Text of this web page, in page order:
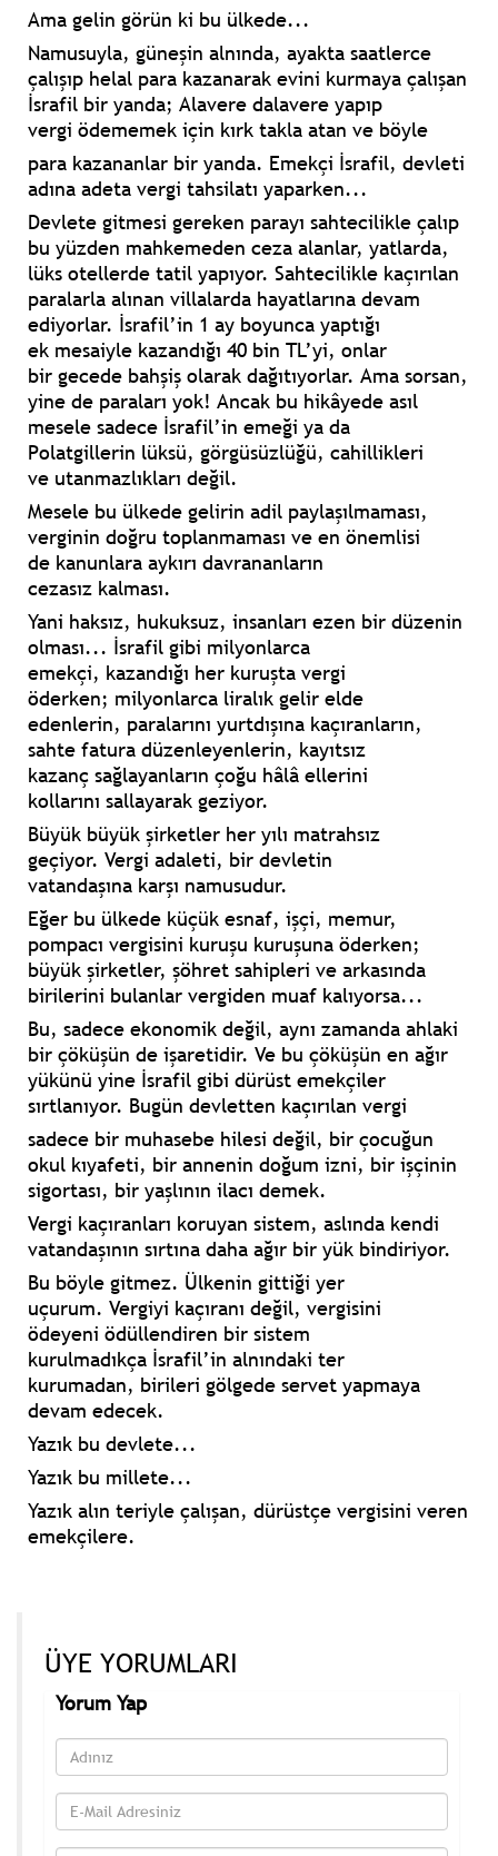
Ama gelin görün ki bu ülkede...
Namusuyla, güneşin alnında, ayakta saatlerce
çalışıp helal para kazanarak evini kurmaya çalışan
İsrafil bir yanda; Alavere dalavere yapıp
vergi ödememek için kırk takla atan ve böyle
para kazananlar bir yanda. Emekçi İsrafil, devleti
adına adeta vergi tahsilatı yaparken...
Devlete gitmesi gereken parayı sahtecilikle çalıp
bu yüzden mahkemeden ceza alanlar, yatlarda,
lüks otellerde tatil yapıyor. Sahtecilikle kaçırılan
paralarla alınan villalarda hayatlarına devam
ediyorlar. İsrafil’in 1 ay boyunca yaptığı
ek mesaiyle kazandığı 40 bin TL’yi, onlar
bir gecede bahşiş olarak dağıtıyorlar. Ama sorsan,
yine de paraları yok! Ancak bu hikâyede asıl
mesele sadece İsrafil’in emeği ya da
Polatgillerin lüksü, görgüsüzlüğü, cahillikleri
ve utanmazlıkları değil.
Mesele bu ülkede gelirin adil paylaşılmaması,
verginin doğru toplanmaması ve en önemlisi
de kanunlara aykırı davrananların
cezasız kalması.
Yani haksız, hukuksuz, insanları ezen bir düzenin
olması... İsrafil gibi milyonlarca
emekçi, kazandığı her kuruşta vergi
öderken; milyonlarca liralık gelir elde
edenlerin, paralarını yurtdışına kaçıranların,
sahte fatura düzenleyenlerin, kayıtsız
kazanç sağlayanların çoğu hâlâ ellerini
kollarını sallayarak geziyor.
Büyük büyük şirketler her yılı matrahsız
geçiyor. Vergi adaleti, bir devletin
vatandaşına karşı namusudur.
Eğer bu ülkede küçük esnaf, işçi, memur,
pompacı vergisini kuruşu kuruşuna öderken;
büyük şirketler, şöhret sahipleri ve arkasında
birilerini bulanlar vergiden muaf kalıyorsa...
Bu, sadece ekonomik değil, aynı zamanda ahlaki
bir çöküşün de işaretidir. Ve bu çöküşün en ağır
yükünü yine İsrafil gibi dürüst emekçiler
sırtlanıyor. Bugün devletten kaçırılan vergi
sadece bir muhasebe hilesi değil, bir çocuğun
okul kıyafeti, bir annenin doğum izni, bir işçinin
sigortası, bir yaşlının ilacı demek.
Vergi kaçıranları koruyan sistem, aslında kendi
vatandaşının sırtına daha ağır bir yük bindiriyor.
Bu böyle gitmez. Ülkenin gittiği yer
uçurum. Vergiyi kaçıranı değil, vergisini
ödeyeni ödüllendiren bir sistem
kurulmadıkça İsrafil’in alnındaki ter
kurumadan, birileri gölgede servet yapmaya
devam edecek.
Yazık bu devlete...
Yazık bu millete...
Yazık alın teriyle çalışan, dürüstçe vergisini veren
emekçilere.
ÜYE YORUMLARI
Yorum Yap